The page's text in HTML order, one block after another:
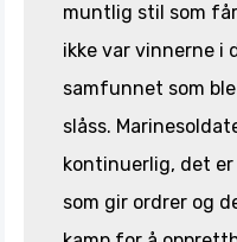
muntlig stil som
ikke var vinnerne i
samfunnet som
slåss.
kontinuerlig, det
som gir ordrer og